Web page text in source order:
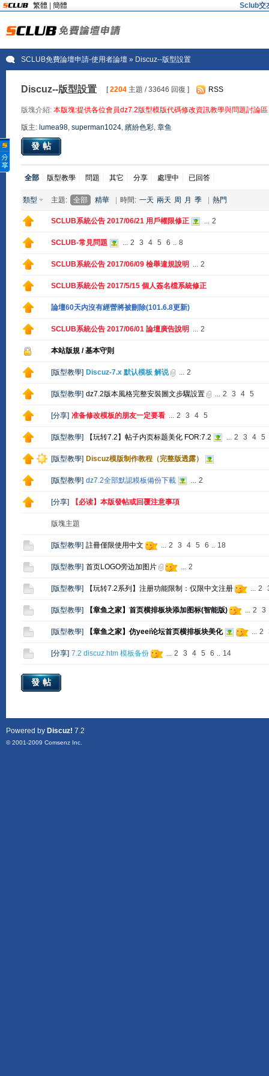
繁體 簡體 Sclub交
SCLUB免費論壇申請-使用者論壇» Discuz--版型設置
Discuz--版型設置 [2204主題 / 33646 回復 ] RSS
版塊介紹: 本版塊:提供各位會員dz7.2版型模版代碼修改資訊教學與問題討論區
版主: lumea98, superman1024, 繽紛色彩, 章鱼
發帖
全部 版型教學 問題 其它 分享 處理中 已回答
類型 主題: 全部 精華 時間: 一天 兩天 周 月 季 熱門
SCLUB系統公告 2017/06/21 用戶權限修正 ... 2
SCLUB-常見問題 ... 2 3 4 5 6 .. 8
SCLUB系統公告 2017/06/09 檢舉違規說明 ... 2
SCLUB系統公告 2017/5/15 個人簽名檔系統修正
論壇60天內沒有經營將被刪除(101.6.8更新)
SCLUB系統公告 2017/06/01 論壇廣告說明 ... 2
本站版規 / 基本守則
[版型教學] Discuz-7.x 默认模板 解说 ... 2
[版型教學] dz7.2版本風格完整安裝圖文步驟設置 ... 2 3 4 5
[分享] 准备修改模板的朋友一定要看 ... 2 3 4 5
[版型教學] 【玩转7.2】帖子内页标题美化 FOR:7.2 ... 2 3 4 5
[版型教學] Discuz模版制作教程（完整版透露）
[版型教學] dz7.2全部默認糢板備份下載 ... 2
[分享] 【必读】本版發帖或回覆注意事項
版塊主題
[版型教學] 註冊僅限使用中文 ... 2 3 4 5 6 .. 18
[版型教學] 首页LOGO旁边加图片 ... 2
[版型教學] 【玩转7.2系列】注册功能限制：仅限中文注册 ... 2
[版型教學] 【章鱼之家】首页横排板块添加图标(智能版) ... 2 3
[版型教學] 【章鱼之家】仿yeei论坛首页横排板块美化 ... 2
[分享] 7.2 discuz.htm 模板备份 ... 2 3 4 5 6 .. 14
發帖
Powered by Discuz! 7.2
© 2001-2009 Comsenz Inc.